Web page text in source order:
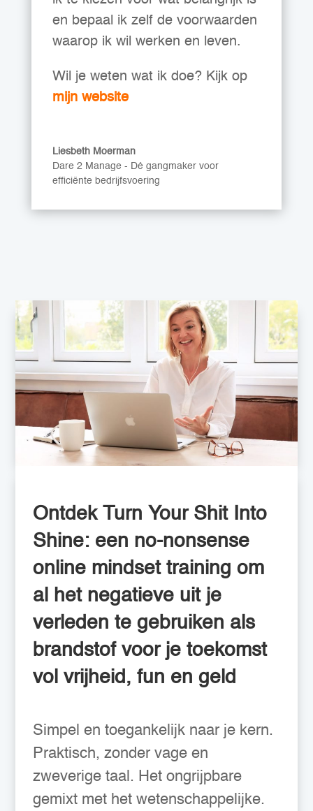
en bepaal ik zelf de voorwaarden
waarop ik wil werken en leven.
Wil je weten wat ik doe? Kijk op
mijn website
Liesbeth Moerman
Dare 2 Manage - Dé gangmaker voor
efficiënte bedrijfsvoering
Ontdek Turn Your Shit Into
Shine: een no-nonsense
online mindset training om
al het negatieve uit je
verleden te gebruiken als
brandstof voor je toekomst
vol vrijheid, fun en geld
Simpel en toegankelijk naar je kern.
Praktisch, zonder vage en
zweverige taal. Het ongrijpbare
gemixt met het wetenschappelijke.